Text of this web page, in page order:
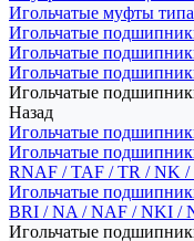
Игольчатые муфты
Игольчатые
Игольчатые
Игольчатые
Игольчатые
Назад
Игольчатые
Игольчатые
RNAF / TAF / TR / NK /
Игольчатые
BRI / NA / NAF / NKI /
Игольчатые